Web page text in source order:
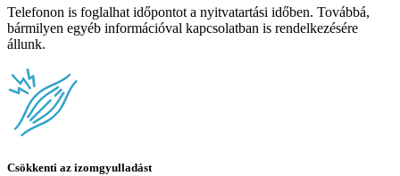
Telefonon is foglalhat időpontot a nyitvatartási időben. Továbbá,
bármilyen egyéb információval kapcsolatban is rendelkezésére
állunk.
Csökkenti az izomgyulladást